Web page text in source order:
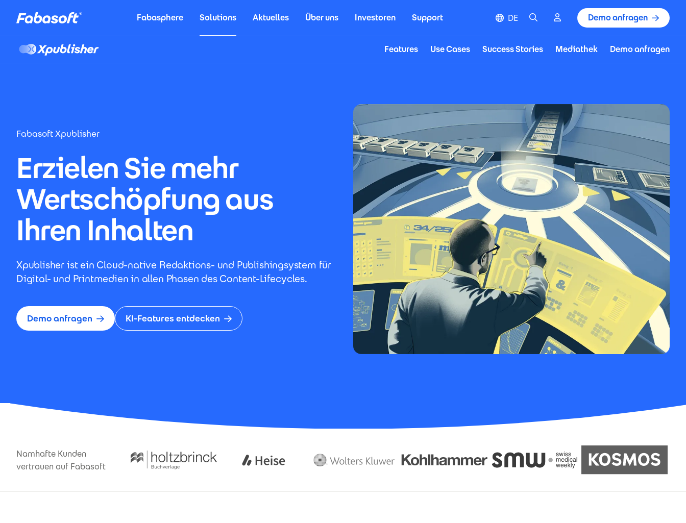
Fabasphere
Solutions Aktuelles Über uns Investoren Support DE SucheCloud LoginDemo anfragen
Xpublisher Features Use Cases Success Stories Mediathek Demo anfragen
Fabasoft Xpublisher
Erzielen Sie mehr
Wertschöpfung aus
Ihren Inhalten
Xpublisher ist ein Cloud-native Redaktions- und Publishingsystem für
Digital- und Printmedien in allen Phasen des Content-Lifecycles.
Demo anfragen KI-Features entdecken
Namhafte Kunden
vertrauen auf Fabasoft